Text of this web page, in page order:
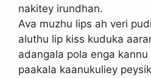
nakitey irundhan.
Ava muzhu lips ah veri
aluthu lip kiss kuduka
adangala pola enga
paakala kaanukuliey